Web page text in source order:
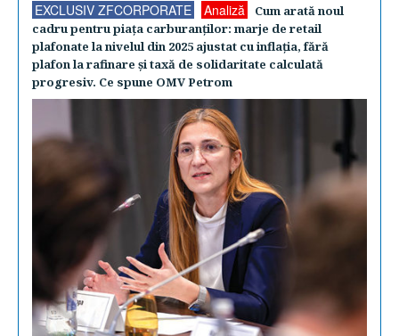
EXCLUSIV ZFCORPORATE Analiză
Cum arată noul
cadru pentru piaţa carburanţilor: marje de retail
plafonate la nivelul din 2025 ajustat cu inflaţia, fără
plafon la rafinare şi taxă de solidaritate calculată
progresiv. Ce spune OMV Petrom